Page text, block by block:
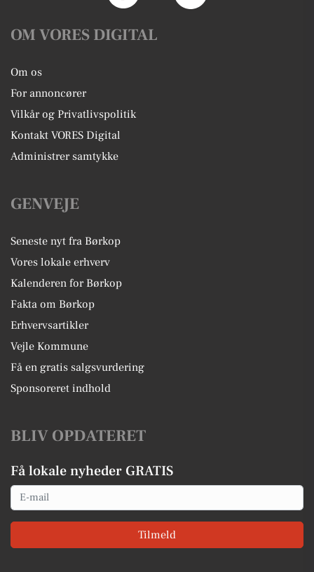
OM VORES DIGITAL
Om os
For annoncører
Vilkår og Privatlivspolitik
Kontakt VORES Digital
Administrer samtykke
GENVEJE
Seneste nyt fra Børkop
Vores lokale erhverv
Kalenderen for Børkop
Fakta om Børkop
Erhvervsartikler
Vejle Kommune
Få en gratis salgsvurdering
Sponsoreret indhold
BLIV OPDATERET
Få lokale nyheder GRATIS
Email
Tilmeld